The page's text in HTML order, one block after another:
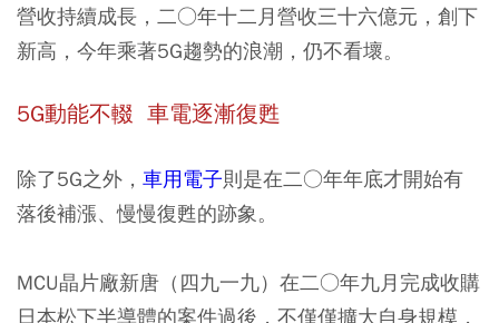
營收持續成長，二○年十二月營收三十六億元，創下
新高，今年乘著5G趨勢的浪潮，仍不看壞。
5G動能不輟 車電逐漸復甦
除了5G之外， 車用電子則是在二○年年底才開始有
落後補漲、慢慢復甦的跡象。
MCU晶片廠新唐（四九一九）在二○年九月完成收購
日本松下半導體的案件過後，不僅僅擴大自身規模，